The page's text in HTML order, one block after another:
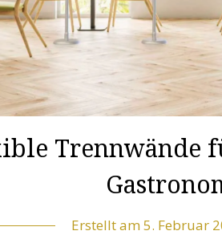
Trennwände
Erstellt am5. Februar